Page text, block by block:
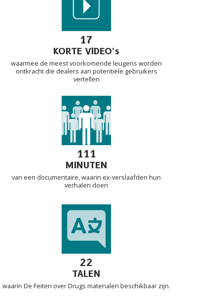
17
KORTE VIDEO’s
waarmee de meest voorkomende leugens worden
ontkracht die dealers aan potentiële gebruikers
vertellen
111
MINUTEN
van een documentaire, waarin ex-verslaafden hun
verhalen doen
22
TALEN
waarin De Feiten over Drugs materialen beschikbaar zijn.